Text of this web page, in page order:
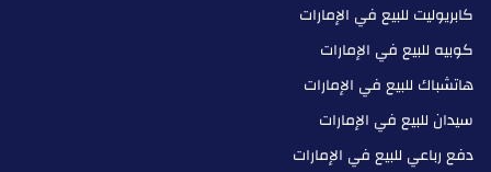
كابريوليت للبيع في الإمارات
كوبيه للبيع في الإمارات
هاتشباك للبيع في الإمارات
سيدان للبيع في الإمارات
دفع رباعي للبيع في الإمارات